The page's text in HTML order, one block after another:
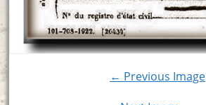
← Previous Image